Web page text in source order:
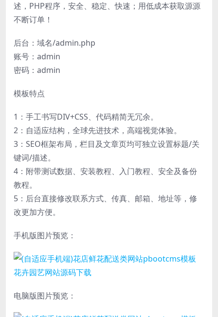
述，PHP程序，安全、稳定、快速；用低成本获取源源
不断订单！
后台：域名/admin.php
账号：admin
密码：admin
模板特点
1：手工书写DIV+CSS、代码精简无冗余。
2：自适应结构，全球先进技术，高端视觉体验。
3：SEO框架布局，栏目及文章页均可独立设置标题/关
键词/描述。
4：附带测试数据、安装教程、入门教程、安全及备份
教程。
5：后台直接修改联系方式、传真、邮箱、地址等，修
改更加方便。
手机版图片预览：
电脑版图片预览：